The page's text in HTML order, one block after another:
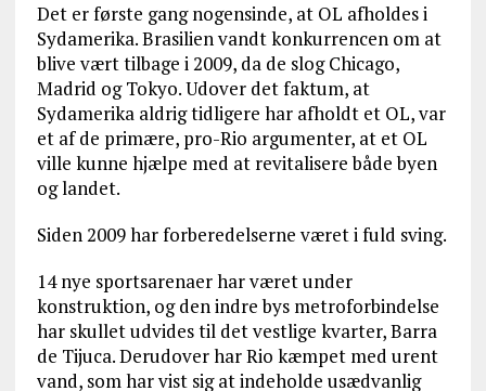
Det er første gang nogensinde, at OL afholdes i
Sydamerika. Brasilien vandt konkurrencen om at
blive vært tilbage i 2009, da de slog Chicago,
Madrid og Tokyo. Udover det faktum, at
Sydamerika aldrig tidligere har afholdt et OL, var
et af de primære, pro-Rio argumenter, at et OL
ville kunne hjælpe med at revitalisere både byen
og landet.
Siden 2009 har forberedelserne været i fuld sving.
14 nye sportsarenaer har været under
konstruktion, og den indre bys metroforbindelse
har skullet udvides til det vestlige kvarter, Barra
de Tijuca. Derudover har Rio kæmpet med urent
vand, som har vist sig at indeholde usædvanlig